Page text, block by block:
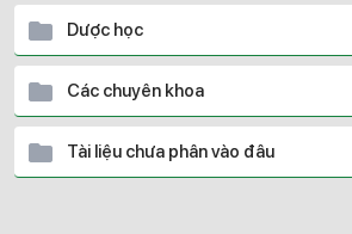
Dược học
Các chuyên khoa
Tài liệu chưa phân vào đâu